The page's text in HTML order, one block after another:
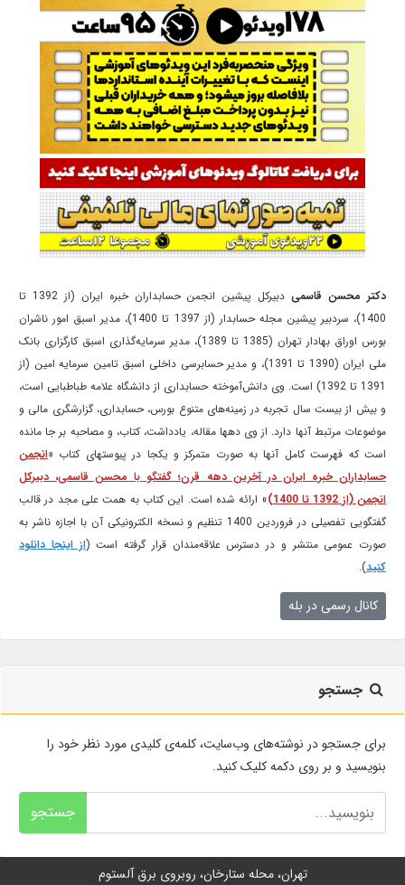
دکتر محسن قاسمی
دبیرکل پیشین انجمن حسابداران خبره ایران (از 1392 تا
1400)، سردبیر پیشین مجله حسابدار (از 1397 تا 1400)، مدیر اسبق امور ناشران
بورس اوراق بهادار تهران (1385 تا 1389)، مدیر سرمایه‌گذاری اسبق کارگزاری بانک
ملی ایران (1390 تا 1391)، و مدیر حسابرسی داخلی اسبق تامین سرمایه امین (از
1391 تا 1392) است. وی دانش‌آموخته حسابداری از دانشگاه علامه طباطبایی است،
و بیش از بیست سال تجربه در زمینه‌های متنوع بورس، حسابداری، گزارشگری مالی و
موضوعات مرتبط آنها دارد. از وی دهها مقاله، یادداشت، کتاب، و مصاحبه بر جا مانده
است که فهرست کامل آنها به صورت متمرکز و یکجا در پیوستهای کتاب «انجمن
حسابداران خبره ایران در آخرین دهه قرن؛ گفتگو با محسن قاسمی، دبیرکل
انجمن (از 1392 تا 1400)
» ارائه شده است. این کتاب به همت علی مجد در قالب
گفتگویی تفصیلی در فروردین 1400 تنظیم و نسخه الکترونیکی آن با اجازه ناشر به
صورت عمومی منتشر و در دسترس علاقه‌مندان قرار گرفته است (از اینجا دانلود
کنید).
کانال رسمی در بله
جستجو
برای جستجو در نوشته‌های وب‌سایت، کلمه‌ی کلیدی مورد نظر خود را
بنویسید و بر روی دکمه کلیک کنید.
جستجو
تهران، محله ستارخان، روبروی برق آلستوم